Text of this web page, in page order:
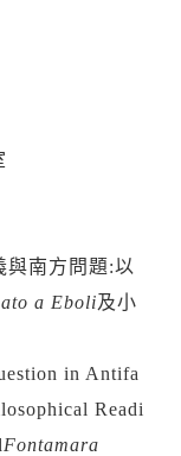
與南方問題:以
a Eboli及小
in Antifa
Readi
Fontamara